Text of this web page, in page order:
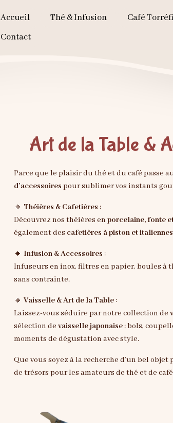
Accueil Thé & Infusion Café
Contact
Art de la Table &
Parce que le plaisir du thé et du café passe
d’accessoires pour sublimer vos instants
🔸 Théières & Cafetières :
Découvrez nos théières enporcelaine, fonte
également des cafetières à piston et italiennes
🔸Infusion & Accessoires :
Infuseurs en inox, filtres en papier, boules
sans contrainte.
🔸Vaisselle & Art de la Table :
Laissez-vous séduire par notre collection de
sélection devaisselle japonaise : bols,
moments de dégustation avec style.
Que vous soyez à la recherche d’un bel
de trésors pour les amateurs de thé et de